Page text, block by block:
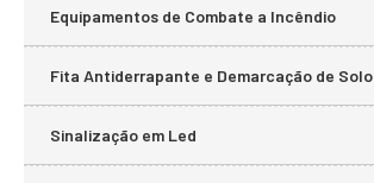
Equipamentos de Combate a Incêndio
Fita Antiderrapante e Demarcação de Solo
Sinalização em Led